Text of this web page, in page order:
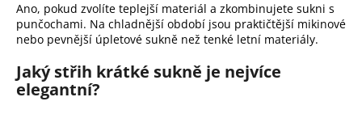
Ano, pokud zvolíte teplejší materiál a zkombinujete sukni s
punčochami. Na chladnější období jsou praktičtější mikinové
nebo pevnější úpletové sukně než tenké letní materiály.
Jaký střih krátké sukně je nejvíce
elegantní?